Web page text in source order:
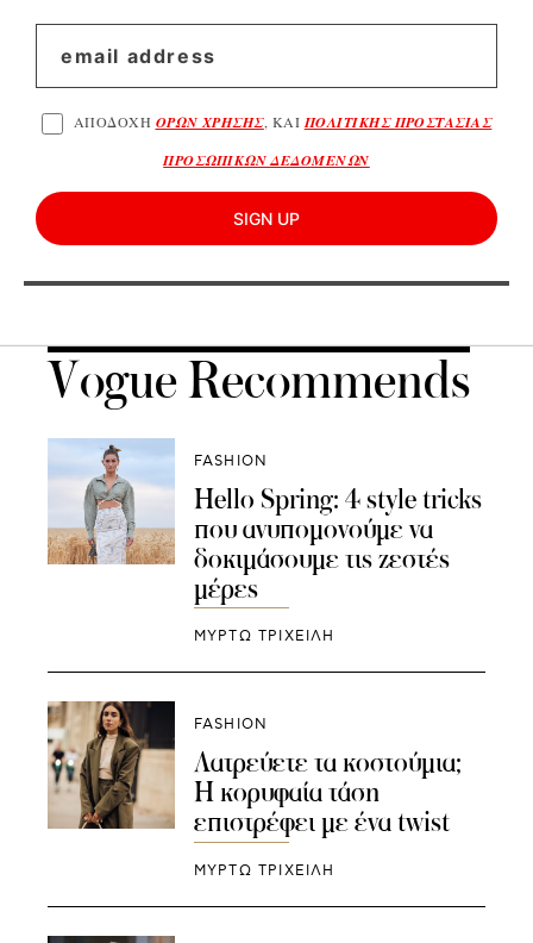
ΑΠΟΔΟΧΗ ΟΡΩΝ ΧΡΗΣΗΣ, ΚΑΙ ΠΟΛΙΤΙΚΗΣ ΠΡΟΣΤΑΣΙΑΣ
ΠΡΟΣΩΠΙΚΩΝ ΔΕΔΟΜΕΝΩΝ
SIGN UP
Vogue Recommends
FASHION
Hello Spring: 4 style tricks
που ανυπομονούμε να
δοκιμάσουμε τις ζεστές
μέρες
ΜΥΡΤΩ ΤΡΙΧΕΙΛΗ
FASHION
Λατρεύετε τα κοστούμια;
Η κορυφαία τάση
επιστρέφει με ένα twist
ΜΥΡΤΩ ΤΡΙΧΕΙΛΗ